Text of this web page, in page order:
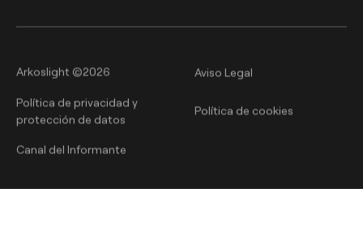
Arkoslight ©2026 Aviso Legal
Política de privacidad y
protección de datos
Política de cookies
Canal del Informante